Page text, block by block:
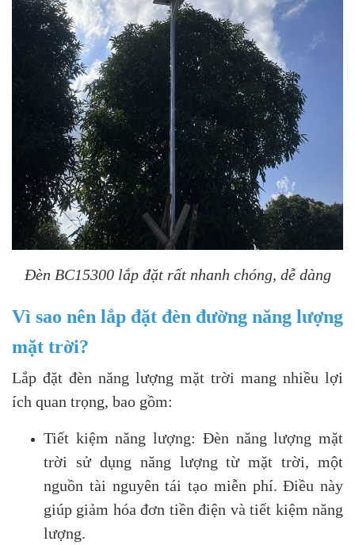
Đèn BC15300 lắp đặt rất nhanh chóng, dễ dàng
Vì sao nên lắp đặt đèn đường năng lượng
mặt trời?
Lắp đặt đèn năng lượng mặt trời mang nhiều lợi
ích quan trọng, bao gồm:
Tiết kiệm năng lượng: Đèn năng lượng mặt
trời sử dụng năng lượng từ mặt trời, một
nguồn tài nguyên tái tạo miễn phí. Điều này
giúp giảm hóa đơn tiền điện và tiết kiệm năng
lượng.